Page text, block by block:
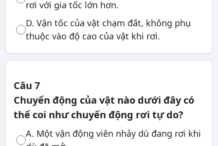
rơi với gia tốc lớn hơn.
D. Vận tốc của vật chạm đất, không phụ
thuộc vào độ cao của vật khi rơi.
Câu 7
Chuyển động của vật nào dưới đây có
thể coi như chuyển động rơi tự do?
A. Một vận động viên nhảy dù đang rơi khi